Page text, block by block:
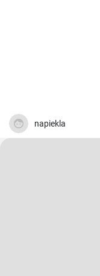
napiekla